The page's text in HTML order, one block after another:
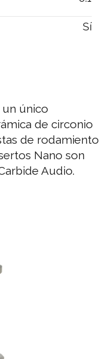
Sí
único
de circonio
de rodamiento
Nano son
Audio.